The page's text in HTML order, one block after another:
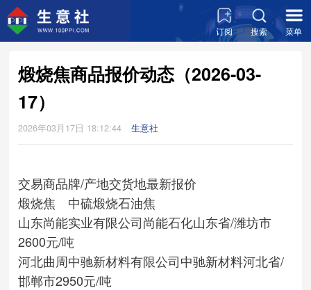
订阅 搜索 菜单
煅烧焦商品报价动态（2026-03-
17）
2026年03月17日 18:12:44 生意社
交易商品牌/产地交货地最新报价
煅烧焦 中硫煅烧石油焦
山东尚能实业有限公司尚能石化山东省/潍坊市
2600元/吨
河北曲周中驰新材料有限公司中驰新材料河北省/
邯郸市2950元/吨